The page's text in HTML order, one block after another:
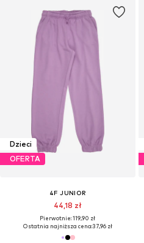
Dzieci
OFERTA
4F JUNIOR
44,18 zł
Pierwotnie: 119,90 zł
Ostatnia najniższa cena:37,96 zł